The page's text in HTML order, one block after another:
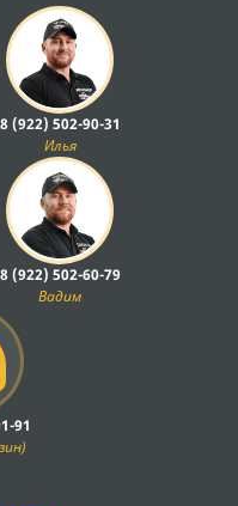
8 (922) 502-90-31
Илья
8 (922) 502-60-79
Вадим
91